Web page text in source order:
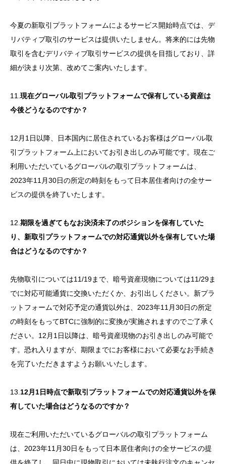
今夏の新取引プラットフォームによるサービス開始時点では、デ
リバティブ取引のサービスは提供いたしません。将来的には先物
取引を含むデリバティブ取引サービスの提供を目指しており、詳
細が決まり次第、改めてご案内いたします。
11. 現在グローバル取引プラットフォームで保有している資産は
今後どうなるのですか？
12月1日以降、日本国内に居住されているお客様はグローバル取
引プラットフォーム上においてお引き出しのみ可能です。現在ご
利用いただいているグローバルの取引プラットフォームは、
2023年11月30日の所定の時刻をもって日本居住者向けの全サー
ビスの提供を終了いたします。
12. 期限を過ぎてもなお決済未了のポジションを保有していた
り、新取引プラットフォームでの対応通貨以外を保有していた場
合はどうなるのですか？
先物取引については11/19まで、暗号資産現物については11/29ま
でに対応可能通貨に交換いただくか、お引出しください。新プラ
ットフォームで対応予定の通貨以外は、2023年11月30日の所定
の時刻をもってBTCに強制的に変換が実施されますのでご了承く
ださい。12月1日以降は、暗号資産現物のお引き出しのみ可能で
す。恐れ入りますが、期限までにお客様において必要なお手続き
を完了いただきますようお願いいたします。
13. 12月1日時点で新取引プラットフォームでの対応通貨以外を保
有していた場合はどうなるのですか？
現在ご利用いただいているグローバルの取引プラットフォーム
は、2023年11月30日をもって日本居住者向けの全サービスの提
供を終了し、同日中に現物取引においては未執行注文のキャンセ